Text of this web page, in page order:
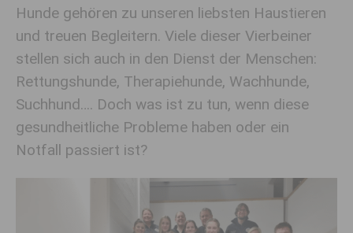
Hunde gehören zu unseren liebsten Haustieren
und treuen Begleitern. Viele dieser Vierbeiner
stellen sich auch in den Dienst der Menschen:
Rettungshunde, Therapiehunde, Wachhunde,
Suchhund…. Doch was ist zu tun, wenn diese
gesundheitliche Probleme haben oder ein
Notfall passiert ist?